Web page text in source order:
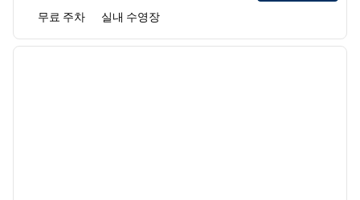
무료 주차 실내 수영장
1/12
다음